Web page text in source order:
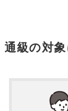
通級の対